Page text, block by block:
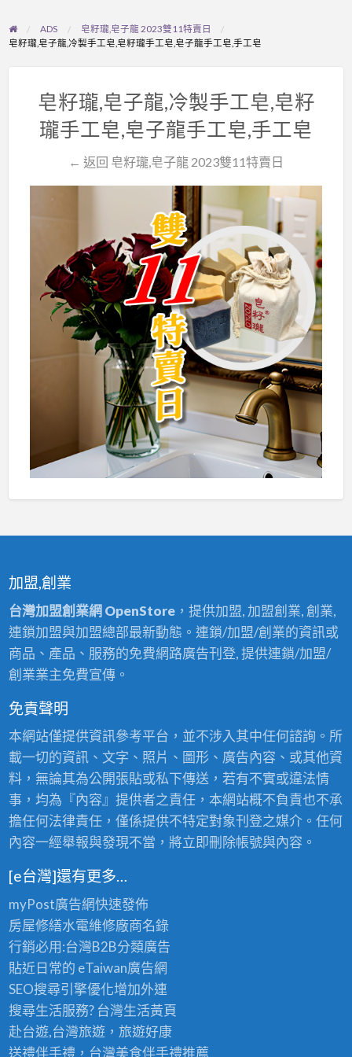
ADS
皂籽瓏,皂子龍 2023雙11特賣日
皂籽瓏,皂子龍,冷製手工皂,皂籽瓏手工皂,皂子龍手工皂,手工皂
皂籽瓏,皂子龍,冷製手工皂,皂籽
瓏手工皂,皂子龍手工皂,手工皂
← 返回 皂籽瓏,皂子龍 2023雙11特賣日
加盟,創業
台灣加盟創業網 OpenStore，提供加盟, 加盟創業, 創業,
連鎖加盟與加盟總部最新動態。連鎖/加盟/創業的資訊或
商品、產品、服務的免費網路廣告刊登, 提供連鎖/加盟/
創業業主免費宣傳。
免責聲明
本網站僅提供資訊參考平台，並不涉入其中任何諮詢。所
載一切的資訊、文字、照片、圖形、廣告內容、或其他資
料，無論其為公開張貼或私下傳送，若有不實或違法情
事，均為『內容』提供者之責任，本網站概不負責也不承
擔任何法律責任，僅係提供不特定對象刊登之媒介。任何
內容一經舉報與發現不當，將立即刪除帳號與內容。
[e台灣]還有更多…
myPost廣告網快速發佈
房屋修繕水電維修廠商名錄
行銷必用:台灣B2B分類廣告
貼近日常的 eTaiwan廣告網
SEO搜尋引擎優化增加外連
搜尋生活服務? 台灣生活黃頁
赴台遊,台灣旅遊，旅遊好康
送禮伴手禮，台灣美食伴手禮推薦